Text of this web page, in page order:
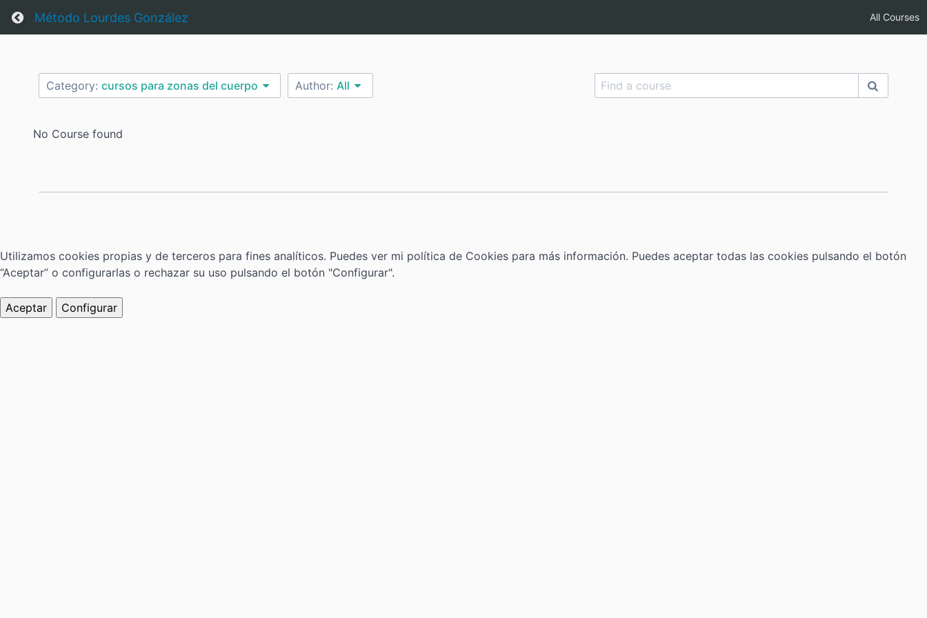
Return home
Método Lourdes González All Courses
Category: cursos para zonas del cuerpo Author:All
No Course found
Utilizamos cookies propias y de terceros para fines analíticos. Puedes ver mi política de Cookies para más información. Puedes aceptar todas las cookies pulsando el botón
“Aceptar” o configurarlas o rechazar su uso pulsando el botón "Configurar".
Aceptar Configurar